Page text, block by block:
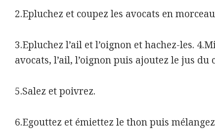
2.Epluchez et coupez les avocats en
3.Epluchez l’ail et l’oignon et hachez-les.
avocats, l’ail, l’oignon puis ajoutez le jus du
5.Salez et poivrez.
6.Egouttez et émiettez le thon puis